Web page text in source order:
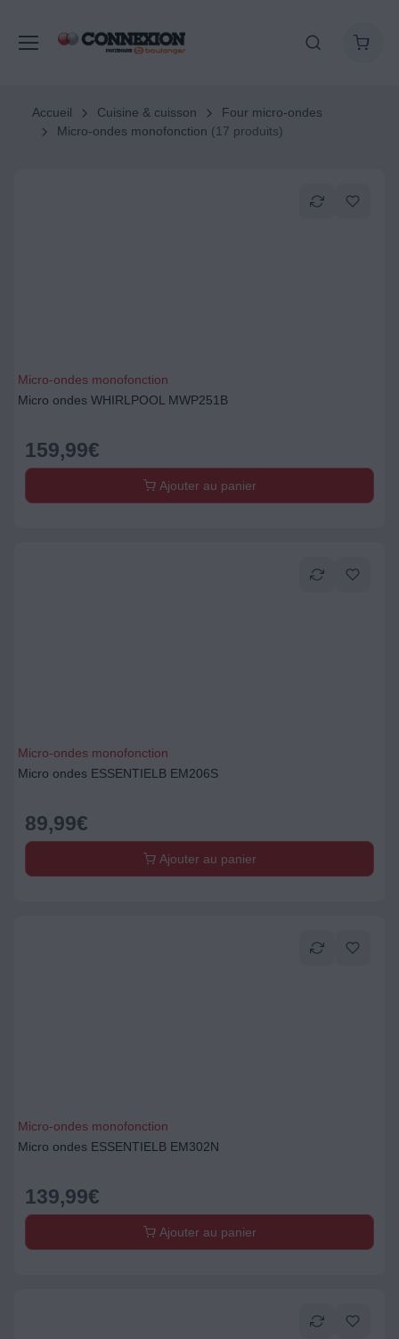
Accueil Cuisine & cuisson
Four micro-ondes
Micro-ondes monofonction (17 produits)
Micro-ondes monofonction
Micro ondes WHIRLPOOL MWP251B
159,99€
Ajouter au panier
Micro-ondes monofonction
Micro ondes ESSENTIELB EM206S
89,99€
Ajouter au panier
Micro-ondes monofonction
Micro ondes ESSENTIELB EM302N
139,99€
Ajouter au panier